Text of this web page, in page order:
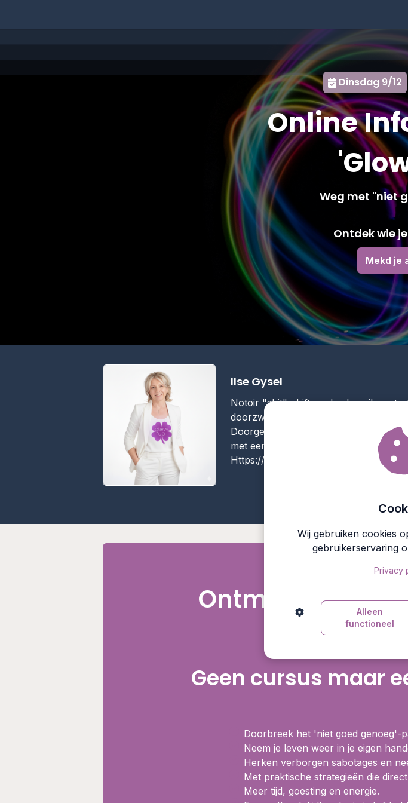
Dinsdag 9/12
Online
Weg met "niet
Ontdek wie
Mekd je
Ilse Gysel
Notoir "shit"-shifter, al vele vuile
doorzwommen, privé - en
Doorgedreven opgeleid in holistische
met een quantum touch.
Https://www.shiftyourshit.be
Ontmantel het
Geen cursus maar
Doorbreek het 'niet goed genoeg'-
Neem je leven weer in je eigen
Herken verborgen sabotages en
Met praktische strategieën die
Meer tijd, goesting en energie.
Wij gebruiken cookies
gebruikerservaring
Privacy
Alleen
functioneel